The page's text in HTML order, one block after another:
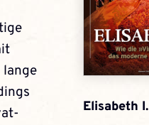
lange
Elisabeth I.